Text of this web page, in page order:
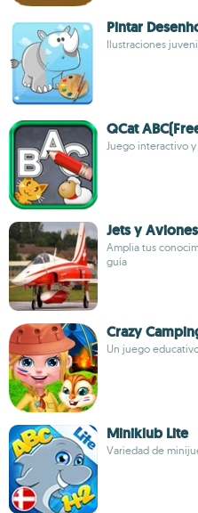
Pintar
Ilustraciones
QCat
Juego interactivo
Jets y Aviones
Amplia tus
guía
Crazy
Un juego
Miniklub Lite
Variedad de